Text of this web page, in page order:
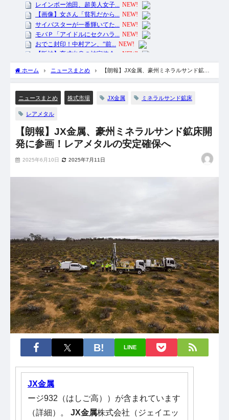
ホーム ニュースまとめ
【朗報】JX金属、豪州ミネラルサンド鉱床
ニュースまとめ 株式市場 JX金属 ミネラルサンド鉱床
レアメタル
【朗報】JX金属、豪州ミネラルサンド鉱床開
発に参画！レアメタルの安定確保へ
2025年6月10日 2025年7月11日
LINE
JX金属
ージ932（はしご高））が含まれています
（詳細）。 JX金属株式会社（ジェイエッ